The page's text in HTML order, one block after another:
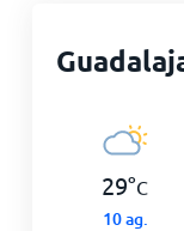
29°C
10 ag.